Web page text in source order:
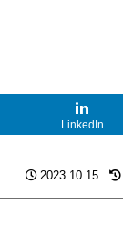
LinkedIn
2023.10.15